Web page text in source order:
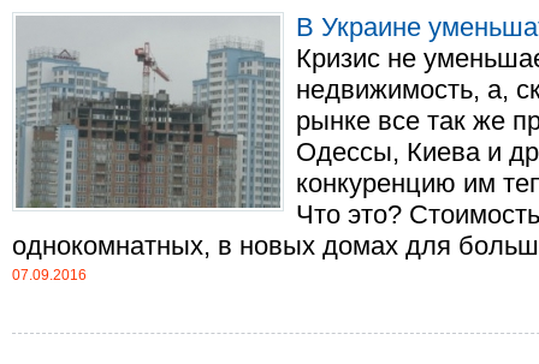
В Украине
Кризис не
недвижимость, а,
рынке все так же
Одессы, Киева и
конкуренцию им
Что это?
однокомнатных, в новых домах для
07.09.2016